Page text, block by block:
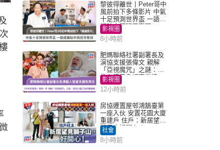
黎彼得離世丨Peter哥中
風前拍下多條影片 中氣
十足預測世界盃 一語成
讖貼中西班牙奪冠
影視圈
8小時前
肥媽聯絡社署副署長及
演協支援張偉文 親解
「亞視魔咒」之謎：有
信心鐵三角評審繼續
影視圈
12小時前
房協遷置屋邨鴻鵠臺第
一座入伙 安置花園大廈
重建戶 住戶：新居望見
獅子山好開心！
社會
8小時前